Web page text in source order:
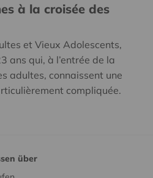
à la croisée des
et Vieux Adolescents,
ans qui, à l’entrée de la
adultes, connaissent une
compliquée.
über